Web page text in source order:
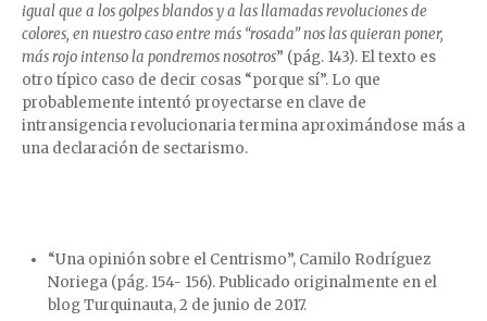
igual que a los golpes blandos y a las llamadas revoluciones de
colores, en nuestro caso entre más “rosada” nos las quieran poner,
más rojo intenso la pondremos nosotros” (pág. 143). El texto es
otro típico caso de decir cosas “porque sí”. Lo que
probablemente intentó proyectarse en clave de
intransigencia revolucionaria termina aproximándose más a
una declaración de sectarismo.
“Una opinión sobre el Centrismo”, Camilo Rodríguez
Noriega (pág. 154- 156). Publicado originalmente en el
blog Turquinauta, 2 de junio de 2017.